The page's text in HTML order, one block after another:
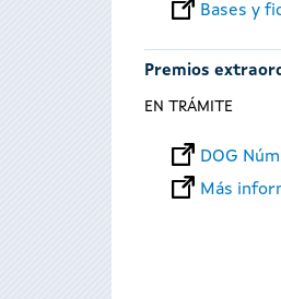
Bases y
Premios
EN TRÁMITE
DOG
Más